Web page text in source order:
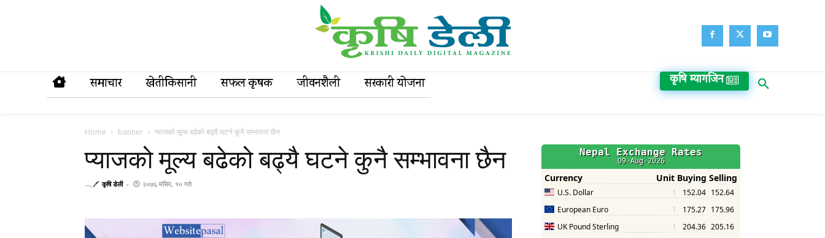
समाचार खेतीकिसानी सफल कृषक जीवनशैली सरकारी याेजना कृषि म्यागजिन
Home banner प्याजको मूल्य बढेको बढ्यै घटने कुनै सम्भावना छैन
प्याजको मूल्य बढेको बढ्यै घटने कुनै सम्भावना छैन
𓂃🖊 कृषि डेली - २०७६ मंसिर, १० गते